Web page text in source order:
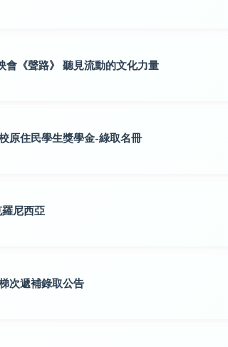
《聲路》 聽見流動的文化力量
原住民學生獎學金-綠取名冊
尼西亞
次遞補錄取公告